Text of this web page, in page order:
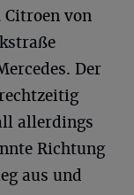
von
Der
allerdings
Richtung
aus und